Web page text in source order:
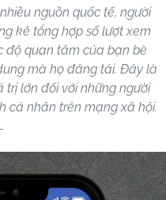
nguồn quốc tế, người
kê tổng hợp số lượt xem
độ quan tâm của bạn bè
mà họ đăng tải. Đây là
lớn đối với những người
cá nhân trên mạng xã hội.